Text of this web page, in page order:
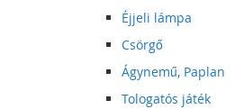
Éjjeli lámpa
Csörgő
Ágynemű, Paplan
Tologatós játék